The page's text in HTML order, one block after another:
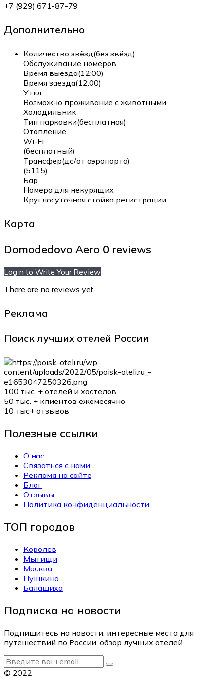
+7 (929) 671-87-79
Дополнительно
Количество звёзд(без звёзд)
Обслуживание номеров
Время выезда(12:00)
Время заезда(12:00)
Утюг
Возможно проживание с животными
Холодильник
Тип парковки(бесплатная)
Отопление
Wi-Fi
(бесплатный)
Трансфер(до/от аэропорта)
(5115)
Бар
Номера для некурящих
Круглосуточная стойка регистрации
Карта
Domodedovo Aero 0 reviews
Login to Write Your Review
There are no reviews yet.
Реклама
Поиск лучших отелей России
100 тыс. + отелей и хостелов
50 тыс. + клиентов ежемесячно
10 тыс+ отзывов
Полезные ссылки
О нас
Связаться с нами
Реклама на сайте
Блог
Отзывы
Политика конфиденциальности
ТОП городов
Королёв
Мытищи
Москва
Пушкино
Балашиха
Подписка на новости
Подпишитесь на новости: интересные места для
путешествий по России, обзор лучших отелей
© 2022